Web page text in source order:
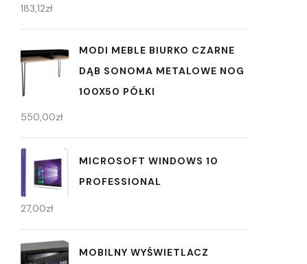
183,12zł
MODI MEBLE BIURKO CZARNE
DĄB SONOMA METALOWE NOG
100X50 PÓŁKI
550,00zł
MICROSOFT WINDOWS 10
PROFESSIONAL
27,00zł
MOBILNY WYŚWIETLACZ